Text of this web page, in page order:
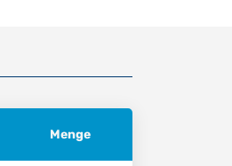
Menge